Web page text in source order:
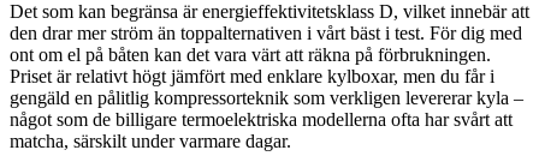
Det som kan begränsa är energieffektivitetsklass D, vilket innebär att
den drar mer ström än toppalternativen i vårt bäst i test. För dig med
ont om el på båten kan det vara värt att räkna på förbrukningen.
Priset är relativt högt jämfört med enklare kylboxar, men du får i
gengäld en pålitlig kompressorteknik som verkligen levererar kyla –
något som de billigare termoelektriska modellerna ofta har svårt att
matcha, särskilt under varmare dagar.